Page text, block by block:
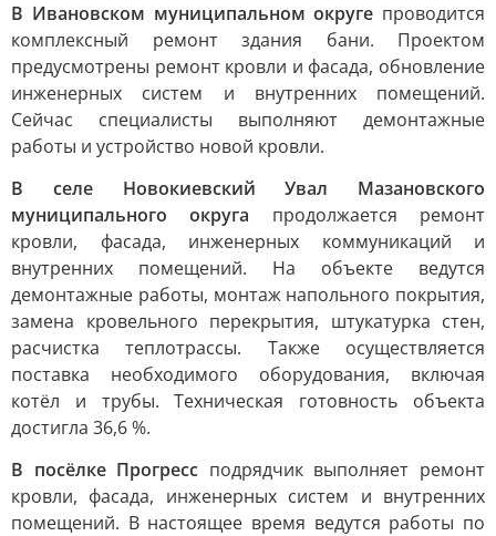
В Ивановском муниципальном округе проводится
комплексный ремонт здания бани. Проектом
предусмотрены ремонт кровли и фасада, обновление
инженерных систем и внутренних помещений.
Сейчас специалисты выполняют демонтажные
работы и устройство новой кровли.
В селе Новокиевский Увал Мазановского
муниципального округа продолжается ремонт
кровли, фасада, инженерных коммуникаций и
внутренних помещений. На объекте ведутся
демонтажные работы, монтаж напольного покрытия,
замена кровельного перекрытия, штукатурка стен,
расчистка теплотрассы. Также осуществляется
поставка необходимого оборудования, включая
котёл и трубы. Техническая готовность объекта
достигла 36,6 %.
В посёлке Прогресс подрядчик выполняет ремонт
кровли, фасада, инженерных систем и внутренних
помещений. В настоящее время ведутся работы по